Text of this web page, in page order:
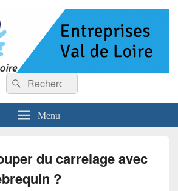
de Loire
Recherche :
Rechercher
Menu
du carrelage avec
?